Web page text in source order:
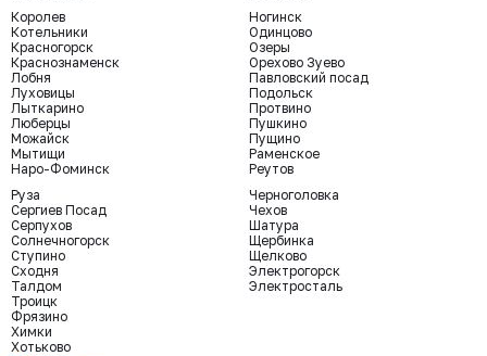
Королев
Котельники
Красногорск
Краснознаменск
Лобня
Луховицы
Лыткарино
Люберцы
Можайск
Мытищи
Наро-Фоминск
Ногинск
Одинцово
Озеры
Орехово Зуево
Павловский посад
Подольск
Протвино
Пушкино
Пущино
Раменское
Реутов
Руза
Сергиев Посад
Серпухов
Солнечногорск
Ступино
Сходня
Талдом
Троицк
Фрязино
Химки
Хотьково
Черноголовка
Чехов
Шатура
Щербинка
Щелково
Электрогорск
Электросталь